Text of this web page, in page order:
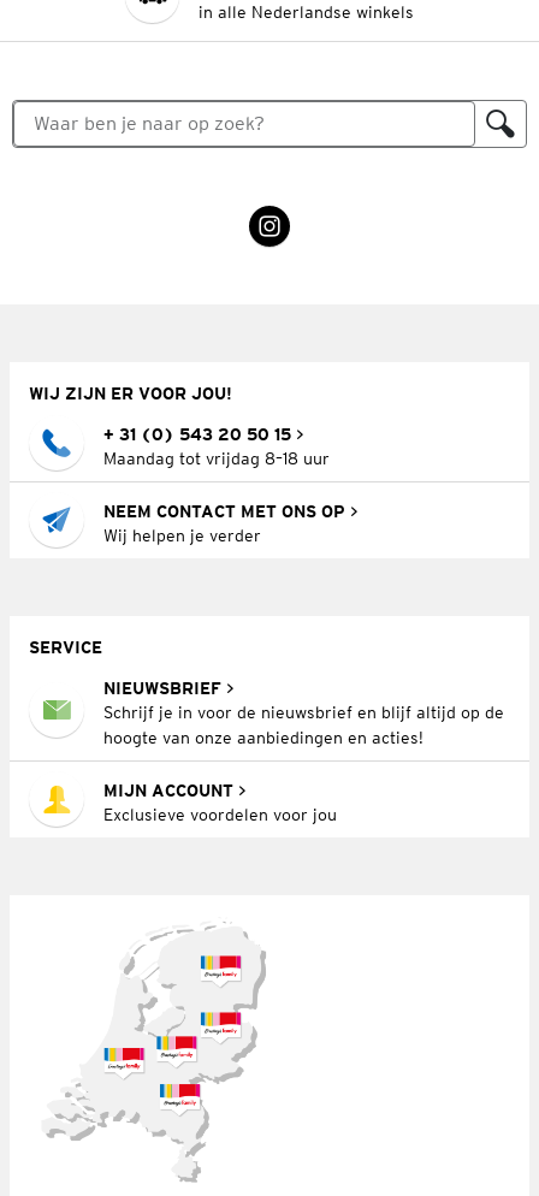
in alle Nederlandse winkels
WIJ ZIJN ER VOOR JOU!
+ 31 (0) 543 20 50 15
Maandag tot vrijdag 8–18 uur
NEEM CONTACT MET ONS OP
Wij helpen je verder
SERVICE
NIEUWSBRIEF
Schrijf je in voor de nieuwsbrief en blijf altijd op de
hoogte van onze aanbiedingen en acties!
MIJN ACCOUNT
Exclusieve voordelen voor jou